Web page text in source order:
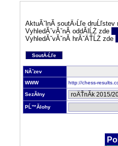
AktuĂˇlnĂ­ soutÄ›Ĺľe druĹľstev
VyhledĂˇvĂˇnĂ­ oddĂ­lĹŻ zde
VyhledĂˇvĂˇnĂ­ hrĂˇÄŤĹŻ zde
SoutÄ›Ĺľe
NĂˇzev
WWW
http://chess-
SezĂłny
PĹ™Ă­lohy